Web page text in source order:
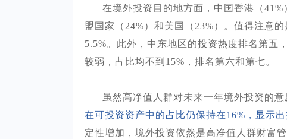
在境外投资目的地方面，中国香港（41%
盟国家（24%）和美国（23%）。值得注意
5.5%。此外，中东地区的投资热度排名第五
较弱，占比均不到15%，排名第六和第七。
虽然高净值人群对未来一年境外投资的
在可投资资产中的占比仍保持在16%，显示
定性增加，境外投资依然是高净值人群财富